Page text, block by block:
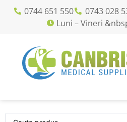
0744 651 550 0743 028
Luni – Vineri